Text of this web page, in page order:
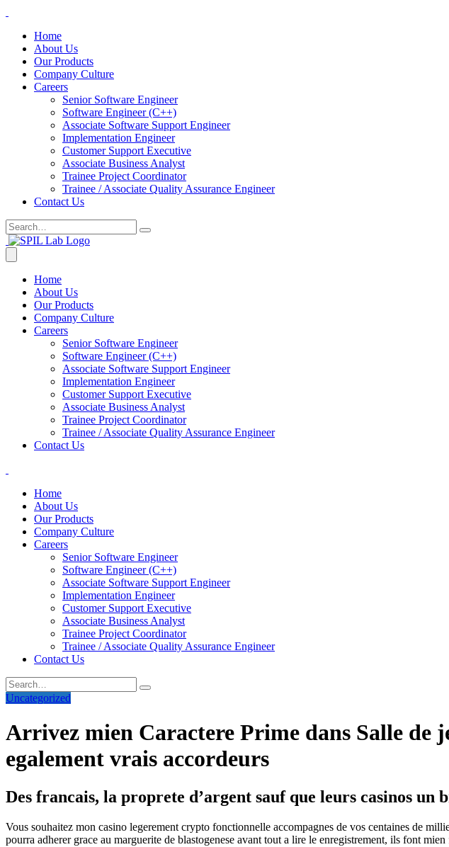
Home
About Us
Our Products
Company Culture
Careers
Senior Software Engineer
Software Engineer (C++)
Associate Software Support Engineer
Implementation Engineer
Customer Support Executive
Associate Business Analyst
Trainee Project Coordinator
Trainee / Associate Quality Assurance Engineer
Contact Us
Home
About Us
Our Products
Company Culture
Careers
Senior Software Engineer
Software Engineer (C++)
Associate Software Support Engineer
Implementation Engineer
Customer Support Executive
Associate Business Analyst
Trainee Project Coordinator
Trainee / Associate Quality Assurance Engineer
Contact Us
Home
About Us
Our Products
Company Culture
Careers
Senior Software Engineer
Software Engineer (C++)
Associate Software Support Engineer
Implementation Engineer
Customer Support Executive
Associate Business Analyst
Trainee Project Coordinator
Trainee / Associate Quality Assurance Engineer
Contact Us
Uncategorized
Arrivez mien Caractere Prime dans Salle de
egalement vrais accordeurs
Des francais, la proprete d’argent sauf que leurs casinos un
Vous souhaitez mon casino legerement crypto fonctionnelle accompagnes de vos centaines de
pourra adherer grace au marguerite de blastogenese avant tout a lire le enregistrement, ils font